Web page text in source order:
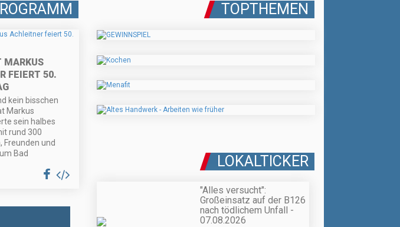
MARKUS
FEIERT 50.
kein bisschen
Markus
sein halbes
rund 300
Freunden und
Bad
TOPTHEMEN
LOKALTICKER
"Alles versucht":
Großeinsatz auf der B126
nach tödlichem Unfall -
07.08.2026